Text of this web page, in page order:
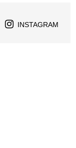
INSTAGRAM